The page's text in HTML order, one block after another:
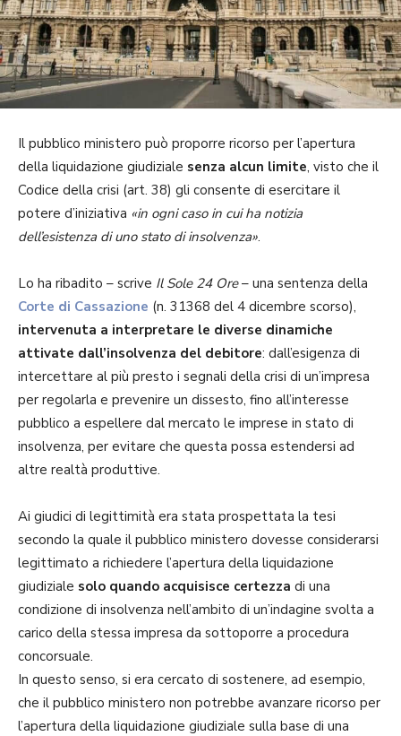
Il pubblico ministero può proporre ricorso per l’apertura
della liquidazione giudiziale senza alcun limite, visto che il
Codice della crisi (art. 38) gli consente di esercitare il
potere d’iniziativa «in ogni caso in cui ha notizia
dell’esistenza di uno stato di insolvenza».
Lo ha ribadito – scrive Il Sole 24 Ore– una sentenza della
Corte di Cassazione (n. 31368 del 4 dicembre scorso),
intervenuta a interpretare le diverse dinamiche
attivate dall’insolvenza del debitore: dall’esigenza di
intercettare al più presto i segnali della crisi di un’impresa
per regolarla e prevenire un dissesto, fino all’interesse
pubblico a espellere dal mercato le imprese in stato di
insolvenza, per evitare che questa possa estendersi ad
altre realtà produttive.
Ai giudici di legittimità era stata prospettata la tesi
secondo la quale il pubblico ministero dovesse considerarsi
legittimato a richiedere l’apertura della liquidazione
giudiziale solo quando acquisisce certezza di una
condizione di insolvenza nell’ambito di un’indagine svolta a
carico della stessa impresa da sottoporre a procedura
concorsuale.
In questo senso, si era cercato di sostenere, ad esempio,
che il pubblico ministero non potrebbe avanzare ricorso per
l’apertura della liquidazione giudiziale sulla base di una